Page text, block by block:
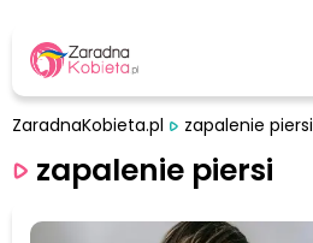
ZaradnaKobieta.pl zapalenie piersi
zapalenie piersi